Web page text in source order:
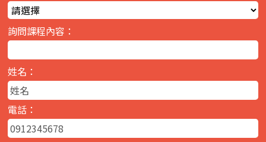
詢問課程內容：
姓名：
電話：